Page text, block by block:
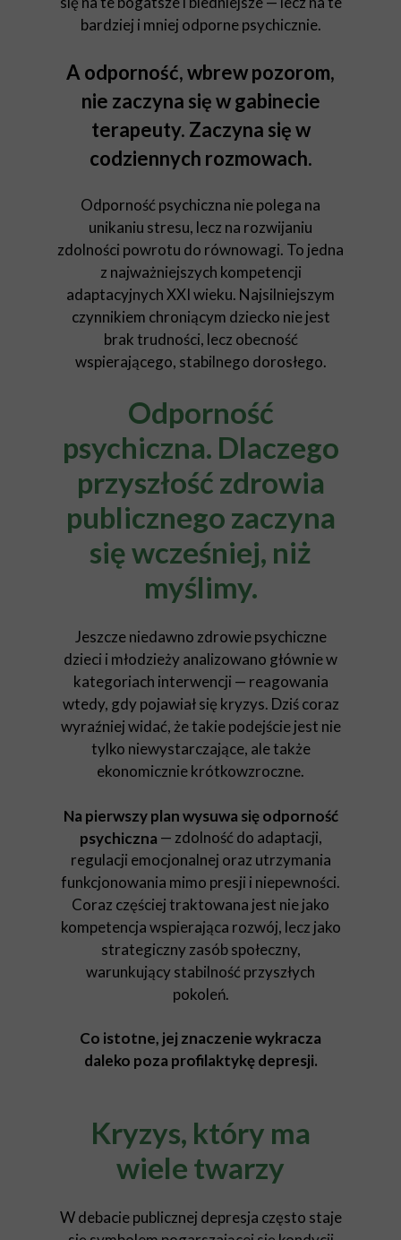
bardziej i mniej odporne psychicznie.
A odporność, wbrew pozorom,
nie zaczyna się w gabinecie
terapeuty. Zaczyna się w
codziennych rozmowach.
Odporność psychiczna nie polega na
unikaniu stresu, lecz na rozwijaniu
zdolności powrotu do równowagi. To jedna
z najważniejszych kompetencji
adaptacyjnych XXI wieku. Najsilniejszym
czynnikiem chroniącym dziecko nie jest
brak trudności, lecz obecność
wspierającego, stabilnego dorosłego.
Odporność
psychiczna. Dlaczego
przyszłość zdrowia
publicznego zaczyna
się wcześniej, niż
myślimy.
Jeszcze niedawno zdrowie psychiczne
dzieci i młodzieży analizowano głównie w
kategoriach interwencji — reagowania
wtedy, gdy pojawiał się kryzys. Dziś coraz
wyraźniej widać, że takie podejście jest nie
tylko niewystarczające, ale także
ekonomicznie krótkowzroczne.
Na pierwszy plan wysuwa się odporność
psychiczna — zdolność do adaptacji,
regulacji emocjonalnej oraz utrzymania
funkcjonowania mimo presji i niepewności.
Coraz częściej traktowana jest nie jako
kompetencja wspierająca rozwój, lecz jako
strategiczny zasób społeczny,
warunkujący stabilność przyszłych
pokoleń.
Co istotne, jej znaczenie wykracza
daleko poza profilaktykę depresji.
Kryzys, który ma
wiele twarzy
W debacie publicznej depresja często staje